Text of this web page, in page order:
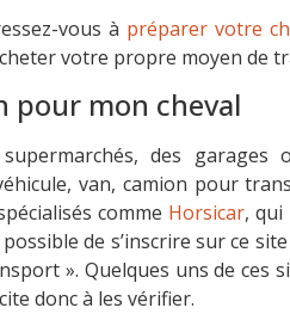
vous à préparer votre
votre propre moyen de
pour mon cheval
des garages
van, camion pour
comme Horsicar, qui
de s’inscrire sur ce
». Quelques uns de ces
donc à les vérifier.